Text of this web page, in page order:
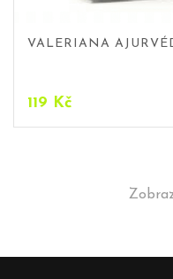
VALERIANA
119 Kč